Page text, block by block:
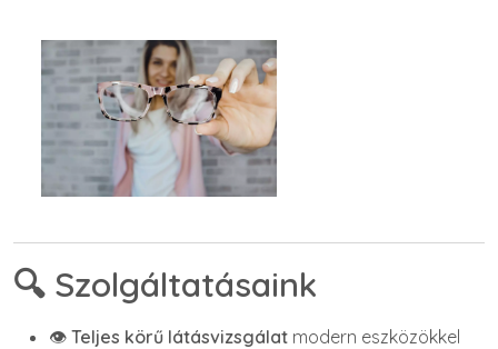
🔍 Szolgáltatásaink
👁️ Teljes körű látásvizsgálat modern eszközökkel